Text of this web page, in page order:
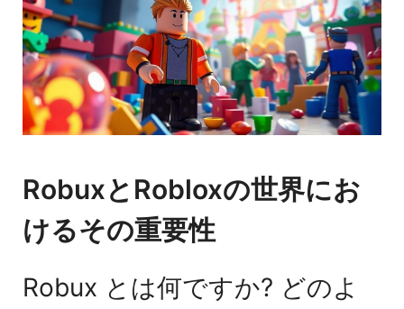
RobuxとRobloxの世界にお
けるその重要性
Robux とは何ですか? どのよ